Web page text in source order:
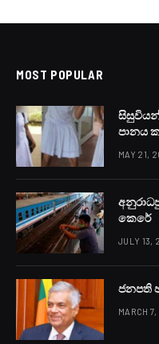
MOST POPULAR
පානය
MAY 21,
කෙරේ
JULY 13,
ජනපති
MARCH